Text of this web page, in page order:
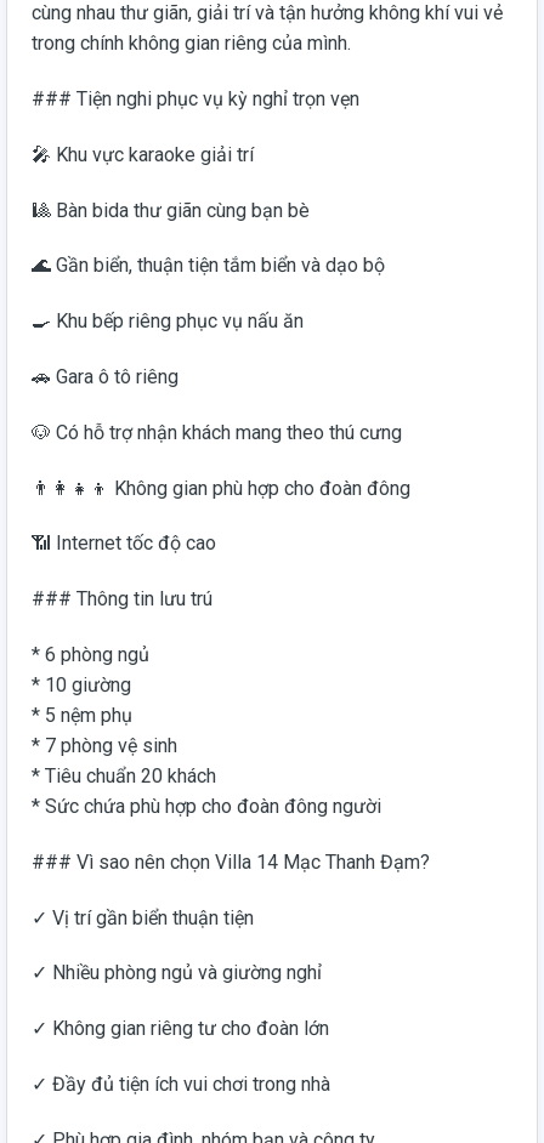
cùng nhau thư giãn, giải trí và tận hưởng không khí vui vẻ
trong chính không gian riêng của mình.
### Tiện nghi phục vụ kỳ nghỉ trọn vẹn
🎤 Khu vực karaoke giải trí
🎱 Bàn bida thư giãn cùng bạn bè
🌊 Gần biển, thuận tiện tắm biển và dạo bộ
🍳 Khu bếp riêng phục vụ nấu ăn
🚗 Gara ô tô riêng
🐶 Có hỗ trợ nhận khách mang theo thú cưng
👨‍👩‍👧‍👦 Không gian phù hợp cho đoàn đông
📶 Internet tốc độ cao
### Thông tin lưu trú
* 6 phòng ngủ
* 10 giường
* 5 nệm phụ
* 7 phòng vệ sinh
* Tiêu chuẩn 20 khách
* Sức chứa phù hợp cho đoàn đông người
### Vì sao nên chọn Villa 14 Mạc Thanh Đạm?
✓ Vị trí gần biển thuận tiện
✓ Nhiều phòng ngủ và giường nghỉ
✓ Không gian riêng tư cho đoàn lớn
✓ Đầy đủ tiện ích vui chơi trong nhà